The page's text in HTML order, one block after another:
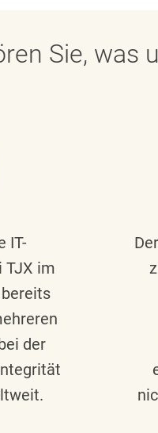
Sie, was
IT-
TJX im
der